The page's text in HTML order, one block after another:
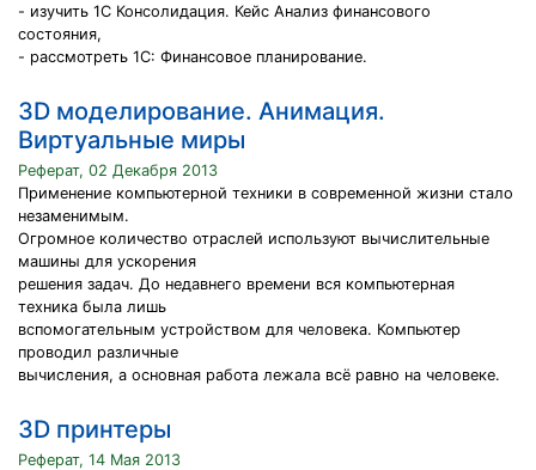
- изучить 1С Консолидация. Кейс Анализ финансового
состояния,
- рассмотреть 1С: Финансовое планирование.
3D моделирование. Анимация.
Виртуальные миры
Реферат, 02 Декабря 2013
Применение компьютерной техники в современной жизни стало
незаменимым.
Огромное количество отраслей используют вычислительные
машины для ускорения
решения задач. До недавнего времени вся компьютерная
техника была лишь
вспомогательным устройством для человека. Компьютер
проводил различные
вычисления, а основная работа лежала всё равно на человеке.
3D принтеры
Реферат, 14 Мая 2013